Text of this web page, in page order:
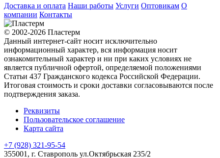
Доставка и оплата Наши работы Услуги Оптовикам О
компании Контакты
© 2002-2026 Пластерм
Данный интернет-сайт носит исключительно
информационный характер, вся информация носит
ознакомительный характер и ни при каких условиях не
является публичной офертой, определяемой положениями
Статьи 437 Гражданского кодекса Российской Федерации.
Итоговая стоимость и сроки доставки согласовываются после
подтверждения заказа.
Реквизиты
Пользовательское соглашение
Карта сайта
+7 (928) 321-95-54
355001 , г. Ставрополь ул.Октябрьская 235/2